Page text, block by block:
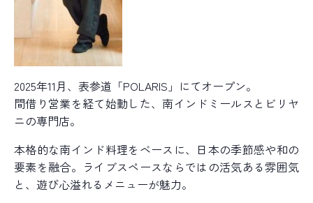
2025年11月、表参道「POLARIS」にてオープン。
間借り営業を経て始動した、南インドミールスとビリヤ
ニの専門店。
本格的な南インド料理をベースに、日本の季節感や和の
要素を融合。ライブスペースならではの活気ある雰囲気
と、遊び心溢れるメニューが魅力。